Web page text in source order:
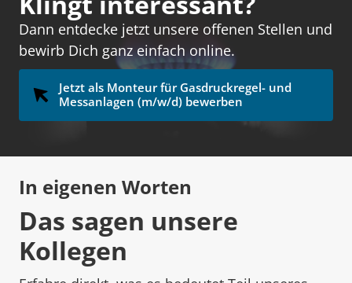
Dann entdecke jetzt unsere offenen Stellen und
bewirb Dich ganz einfach online.
Jetzt als Monteur für Gasdruckregel- und
Messanlagen (m/w/d) bewerben
In eigenen Worten
Das sagen unsere
Kollegen